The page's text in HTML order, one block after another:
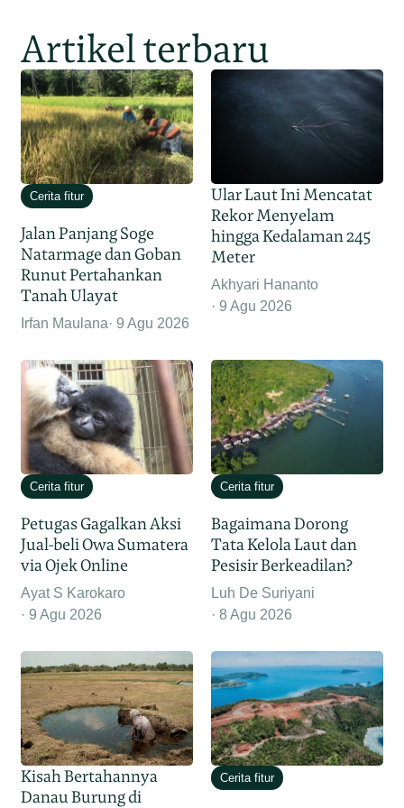
Artikel terbaru
Cerita fitur
Jalan Panjang Soge
Natarmage dan Goban
Runut Pertahankan
Tanah Ulayat
Irfan Maulana 9 Agu 2026
Ular Laut Ini Mencatat
Rekor Menyelam
hingga Kedalaman 245
Meter
Akhyari Hananto
9 Agu 2026
Cerita fitur
Petugas Gagalkan Aksi
Jual-beli Owa Sumatera
via Ojek Online
Ayat S Karokaro
9 Agu 2026
Cerita fitur
Bagaimana Dorong
Tata Kelola Laut dan
Pesisir Berkeadilan?
Luh De Suriyani
8 Agu 2026
Kisah Bertahannya
Danau Burung di
Cerita fitur